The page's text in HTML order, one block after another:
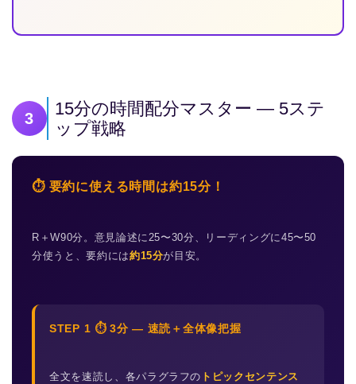
3
15分の時間配分マスター — 5ステ
ップ戦略
⏱ 要約に使える時間は約15分！
R＋W90分。意見論述に25〜30分、リーディングに45〜50
分使うと、要約には約15分が目安。
STEP 1 ⏱ 3分 — 速読＋全体像把握
全文を速読し、各パラグラフの トピックセンテンス